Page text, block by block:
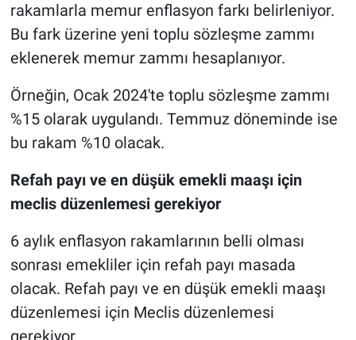
rakamlarla memur enflasyon farkı belirleniyor.
Bu fark üzerine yeni toplu sözleşme zammı
eklenerek memur zammı hesaplanıyor.
Örneğin, Ocak 2024'te toplu sözleşme zammı
%15 olarak uygulandı. Temmuz döneminde ise
bu rakam %10 olacak.
Refah payı ve en düşük emekli maaşı için
meclis düzenlemesi gerekiyor
6 aylık enflasyon rakamlarının belli olması
sonrası emekliler için refah payı masada
olacak. Refah payı ve en düşük emekli maaşı
düzenlemesi için Meclis düzenlemesi